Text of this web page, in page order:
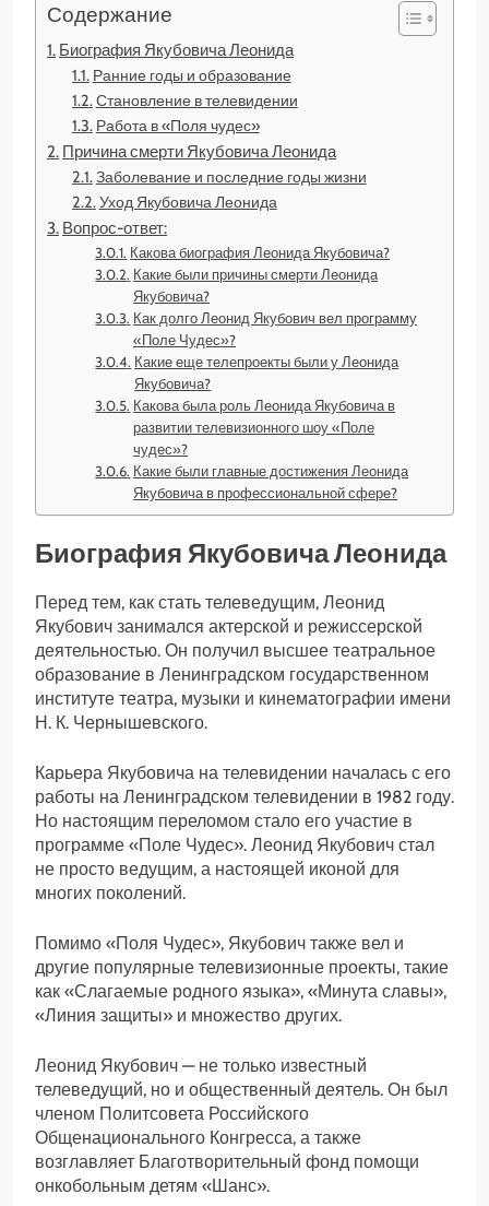
Содержание
Биография Якубовича Леонида
Ранние годы и образование
Становление в телевидении
Работа в «Поля чудес»
Причина смерти Якубовича Леонида
Заболевание и последние годы жизни
Уход Якубовича Леонида
Вопрос-ответ:
Какова биография Леонида Якубовича?
Какие были причины смерти Леонида
Якубовича?
Как долго Леонид Якубович вел программу
«Поле Чудес»?
Какие еще телепроекты были у Леонида
Якубовича?
Какова была роль Леонида Якубовича в
развитии телевизионного шоу «Поле
чудес»?
Какие были главные достижения Леонида
Якубовича в профессиональной сфере?
Биография Якубовича Леонида
Перед тем, как стать телеведущим, Леонид
Якубович занимался актерской и режиссерской
деятельностью. Он получил высшее театральное
образование в Ленинградском государственном
институте театра, музыки и кинематографии имени
Н. К. Чернышевского.
Карьера Якубовича на телевидении началась с его
работы на Ленинградском телевидении в 1982 году.
Но настоящим переломом стало его участие в
программе «Поле Чудес». Леонид Якубович стал
не просто ведущим, а настоящей иконой для
многих поколений.
Помимо «Поля Чудес», Якубович также вел и
другие популярные телевизионные проекты, такие
как «Слагаемые родного языка», «Минута славы»,
«Линия защиты» и множество других.
Леонид Якубович — не только известный
телеведущий, но и общественный деятель. Он был
членом Политсовета Российского
Общенационального Конгресса, а также
возглавляет Благотворительный фонд помощи
онкобольным детям «Шанс».